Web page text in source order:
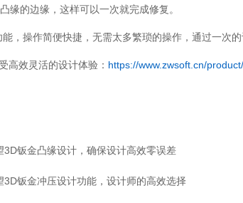
缘的边缘，这样可以一次就完成修复。
，操作简便快捷，无需太多繁琐的操作，通过一次
高效灵活的设计体验： https://www.zwsoft.cn/
3D钣金凸缘设计，确保设计高效零误差
3D钣金冲压设计功能，设计师的高效选择